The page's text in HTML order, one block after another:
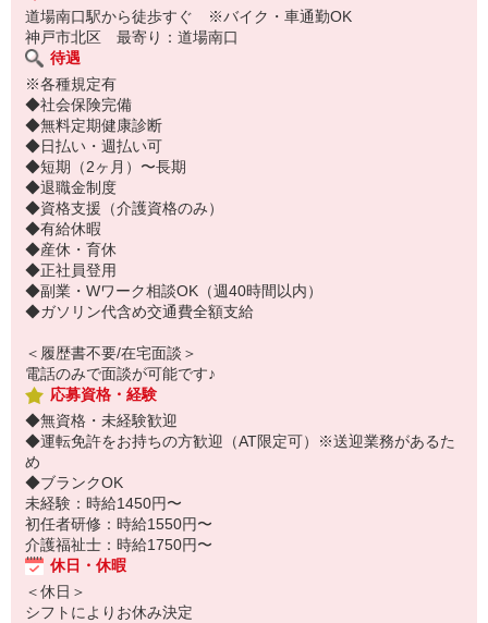
道場南口駅から徒歩すぐ ※バイク・車通勤OK
神戸市北区 最寄り：道場南口
待遇
※各種規定有
◆社会保険完備
◆無料定期健康診断
◆日払い・週払い可
◆短期（2ヶ月）〜長期
◆退職金制度
◆資格支援（介護資格のみ）
◆有給休暇
◆産休・育休
◆正社員登用
◆副業・Wワーク相談OK（週40時間以内）
◆ガソリン代含め交通費全額支給
＜履歴書不要/在宅面談＞
電話のみで面談が可能です♪
応募資格・経験
◆無資格・未経験歓迎
◆運転免許をお持ちの方歓迎（AT限定可）※送迎業務があるた
め
◆ブランクOK
未経験：時給1450円〜
初任者研修：時給1550円〜
介護福祉士：時給1750円〜
休日・休暇
＜休日＞
シフトによりお休み決定